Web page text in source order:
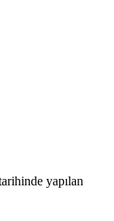
yapılan